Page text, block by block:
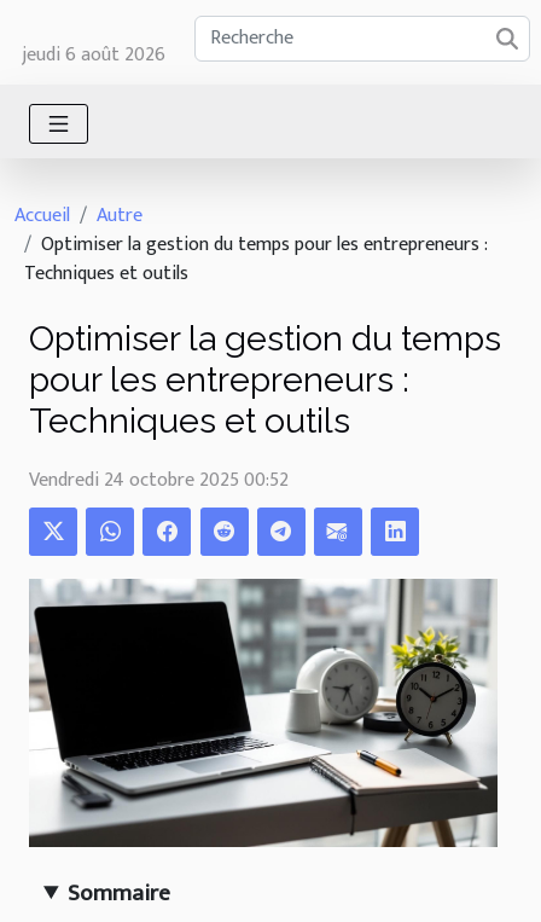
jeudi 6 août 2026
Accueil
Autre
Optimiser la gestion du temps pour les entrepreneurs :
Techniques et outils
Optimiser la gestion du temps
pour les entrepreneurs :
Techniques et outils
Vendredi 24 octobre 2025 00:52
Sommaire